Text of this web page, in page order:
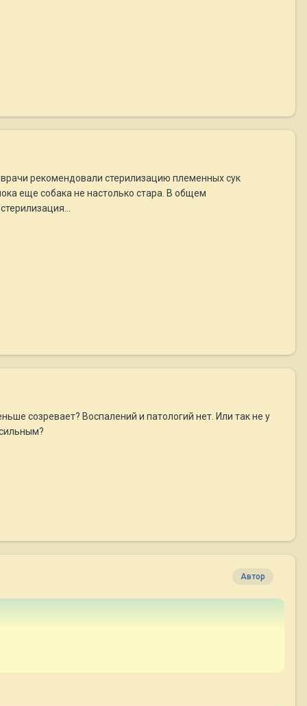
рекомендовали стерилизацию племенных сук
еще собака не настолько стара. В общем
созревает? Воспалений и патологий нет. Или так не у
Автор